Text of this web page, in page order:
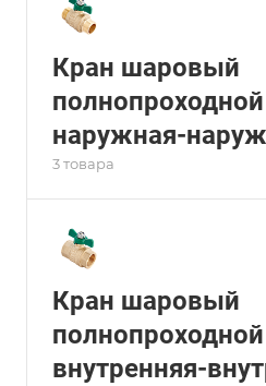
Кран шаровый
наружная-
3 товара
Кран шаровый
внутренняя-